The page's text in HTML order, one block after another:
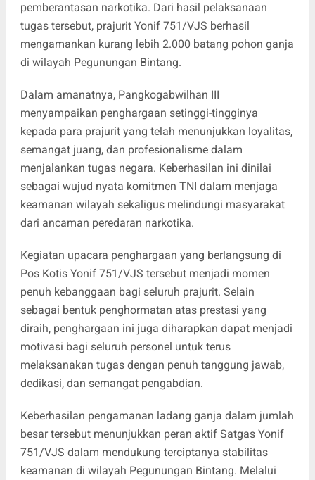
pemberantasan narkotika. Dari hasil pelaksanaan
tugas tersebut, prajurit Yonif 751/VJS berhasil
mengamankan kurang lebih 2.000 batang pohon ganja
di wilayah Pegunungan Bintang.
Dalam amanatnya, Pangkogabwilhan III
menyampaikan penghargaan setinggi-tingginya
kepada para prajurit yang telah menunjukkan loyalitas,
semangat juang, dan profesionalisme dalam
menjalankan tugas negara. Keberhasilan ini dinilai
sebagai wujud nyata komitmen TNI dalam menjaga
keamanan wilayah sekaligus melindungi masyarakat
dari ancaman peredaran narkotika.
Kegiatan upacara penghargaan yang berlangsung di
Pos Kotis Yonif 751/VJS tersebut menjadi momen
penuh kebanggaan bagi seluruh prajurit. Selain
sebagai bentuk penghormatan atas prestasi yang
diraih, penghargaan ini juga diharapkan dapat menjadi
motivasi bagi seluruh personel untuk terus
melaksanakan tugas dengan penuh tanggung jawab,
dedikasi, dan semangat pengabdian.
Keberhasilan pengamanan ladang ganja dalam jumlah
besar tersebut menunjukkan peran aktif Satgas Yonif
751/VJS dalam mendukung terciptanya stabilitas
keamanan di wilayah Pegunungan Bintang. Melalui